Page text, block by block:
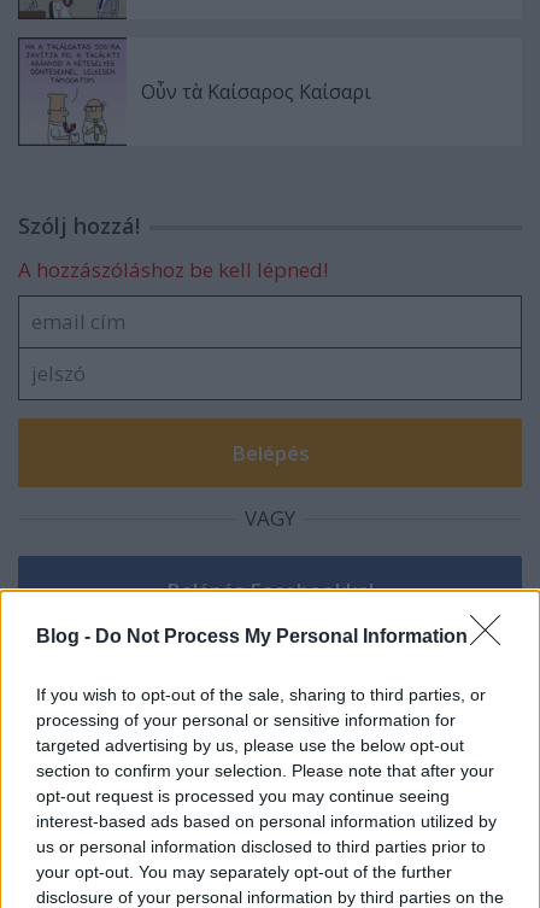
Blog - Do Not Process My Personal Information
If you wish to opt-out of the sale, sharing to third parties, or
processing of your personal or sensitive information for
targeted advertising by us, please use the below opt-out
section to confirm your selection. Please note that after your
opt-out request is processed you may continue seeing
interest-based ads based on personal information utilized by
us or personal information disclosed to third parties prior to
your opt-out. You may separately opt-out of the further
disclosure of your personal information by third parties on the
Oὖν τὰ Καίσαρος Καίσαρι
Szólj hozzá!
A hozzászóláshoz be kell lépned!
VAGY
semiambidextrous
14 éve
Jurij elbeszélgetett velem a minap a konzervgyár
mögötti parkolóban, így most újra itt vagyok.
Egyenlőre még gépre kötve, és a családom olvassa
fel nekem a csíkokat, de ez idővel akár javulhat is,
Igor szerint is, aki látott már hasonló esetet Uszty
Ilminszkben, '71-ben.